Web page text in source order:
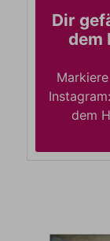
Dir
dem
dem